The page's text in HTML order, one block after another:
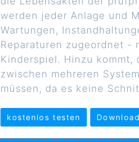
werden jeder Anlage und
Wartungen,
Reparaturen zugeordnet -
Kinderspiel. Hinzu kommt,
zwischen mehreren
müssen, da es keine
kostenlos testen Download